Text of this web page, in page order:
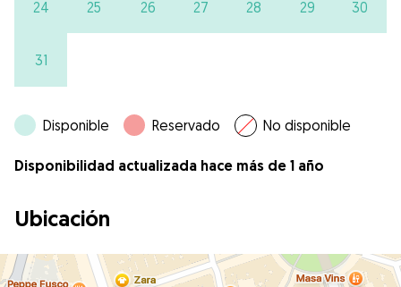
24 25 26 27 28 29 30
31
Disponible Reservado No disponible
Disponibilidad actualizada hace más de 1 año
Ubicación